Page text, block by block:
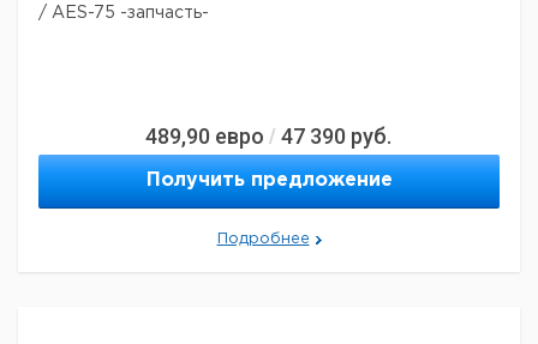
/ AES-75 -запчасть-
489,90 евро / 47 390 руб.
Получить предложение
Подробнее